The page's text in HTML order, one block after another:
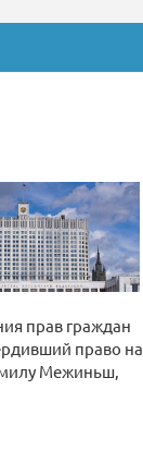
прав граждан
право на
Межиньш,